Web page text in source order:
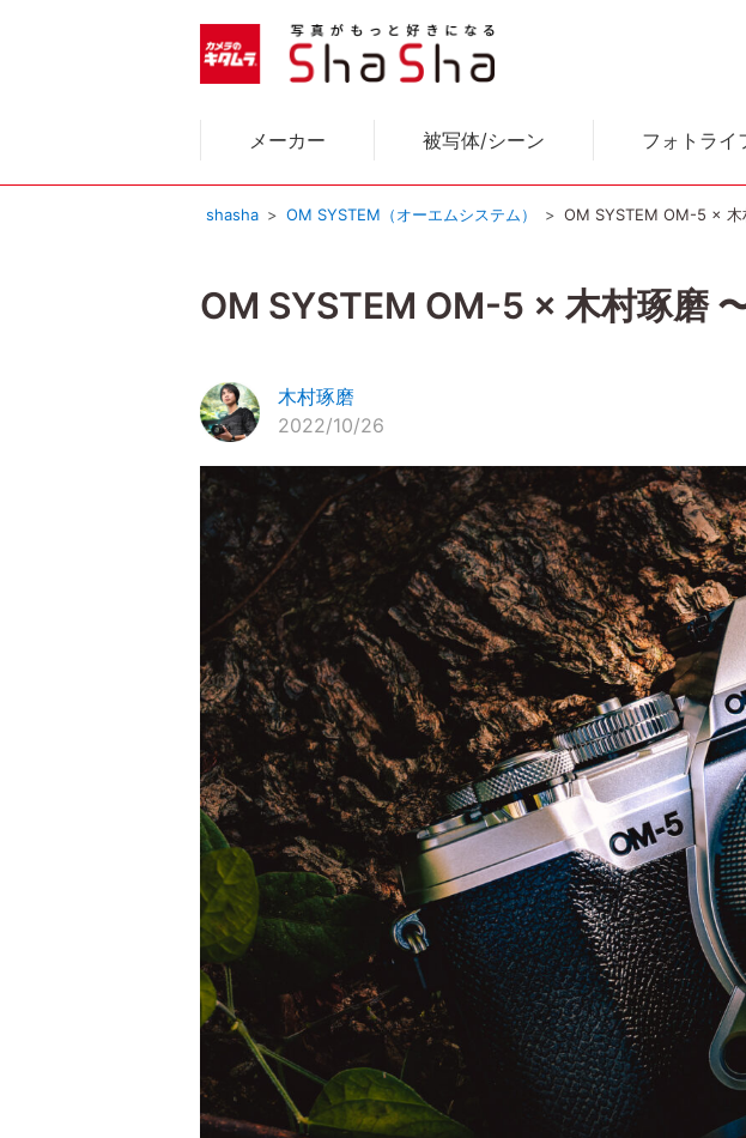
メーカー 被写体/シーン フォトライ
shasha OM SYSTEM（オーエムシステム） OM SYSTEM OM-5 × 木
OM SYSTEM OM-5 × 木村琢磨
木村琢磨
2022/10/26